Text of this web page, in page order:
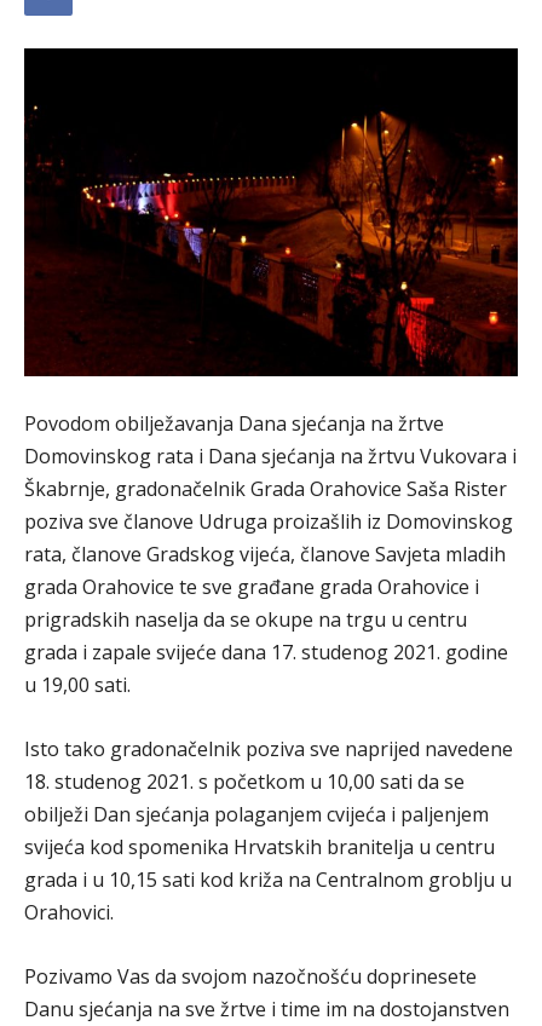
Povodom obilježavanja Dana sjećanja na žrtve
Domovinskog rata i Dana sjećanja na žrtvu Vukovara i
Škabrnje, gradonačelnik Grada Orahovice Saša Rister
poziva sve članove Udruga proizašlih iz Domovinskog
rata, članove Gradskog vijeća, članove Savjeta mladih
grada Orahovice te sve građane grada Orahovice i
prigradskih naselja da se okupe na trgu u centru
grada i zapale svijeće dana 17. studenog 2021. godine
u 19,00 sati.
Isto tako gradonačelnik poziva sve naprijed navedene
18. studenog 2021. s početkom u 10,00 sati da se
obilježi Dan sjećanja polaganjem cvijeća i paljenjem
svijeća kod spomenika Hrvatskih branitelja u centru
grada i u 10,15 sati kod križa na Centralnom groblju u
Orahovici.
Pozivamo Vas da svojom nazočnošću doprinesete
Danu sjećanja na sve žrtve i time im na dostojanstven